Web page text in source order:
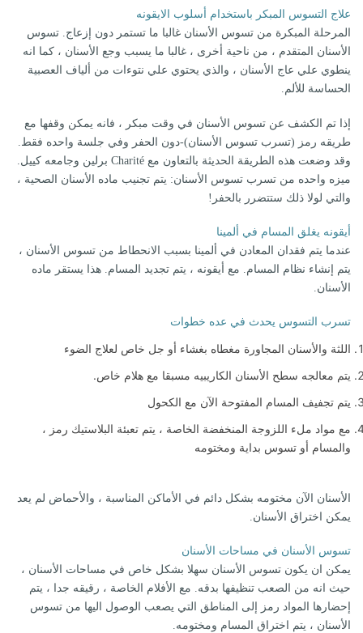
علاج التسوس المبكر باستخدام أسلوب الايقونه
المرحلة المبكرة من تسوس الأسنان غالبا ما تستمر دون إزعاج. تسوس
الأسنان المتقدم ، من ناحية أخرى ، غالبا ما يسبب وجع الأسنان ، كما انه
ينطوي علي عاج الأسنان ، والذي يحتوي علي نتوءات من ألياف العصبية
الحساسة للألم.
إذا تم الكشف عن تسوس الأسنان في وقت مبكر ، فانه يمكن وقفها مع
طريقه رمز (تسرب تسوس الأسنان)-دون الحفر وفي جلسة واحده فقط.
وقد وضعت هذه الطريقة الحديثة بالتعاون مع Charité برلين وجامعه كييل.
ميزه واحده من تسرب تسوس الأسنان: يتم تجنيب ماده الأسنان الصحية ،
والتي لولا ذلك ستتضرر بالحفر!
أيقونه يغلق المسام في ألمينا
عندما يتم فقدان المعادن في ألمينا بسبب الانحطاط من تسوس الأسنان ،
يتم إنشاء نظام المسام. مع أيقونه ، يتم تجديد المسام. هذا يستقر ماده
الأسنان.
تسرب التسوس يحدث في عده خطوات
اللثة والأسنان المجاورة مغطاه بغشاء أو جل خاص لعلاج الضوء
يتم معالجه سطح الأسنان الكاريبيه مسبقا مع هلام خاص.
يتم تجفيف المسام المفتوحة الآن مع الكحول
مع مواد ملء اللزوجة المنخفضة الخاصة ، يتم تعبئة البلاستيك رمز ،
والمسام أو تسوس بداية ومختومه
الأسنان الآن مختومه بشكل دائم في الأماكن المناسبة ، والأحماض لم يعد
يمكن اختراق الأسنان.
تسوس الأسنان في مساحات الأسنان
يمكن ان يكون تسوس الأسنان سهلا بشكل خاص في مساحات الأسنان ،
حيث انه من الصعب تنظيفها بدقه. مع الأفلام الخاصة ، رقيقه جدا ، يتم
إحضارها المواد رمز إلى المناطق التي يصعب الوصول اليها من تسوس
الأسنان ، يتم اختراق المسام ومختومه.